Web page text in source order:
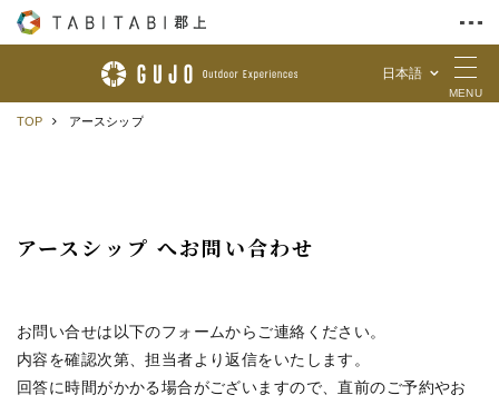
Skip to Content
日本語
MENU
TOP アースシップ
アースシップ へお問い合わせ
お問い合せは以下のフォームからご連絡ください。
内容を確認次第、担当者より返信をいたします。
回答に時間がかかる場合がございますので、直前のご予約やお